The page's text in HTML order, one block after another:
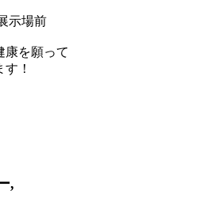
示場前
康を願って
！
,